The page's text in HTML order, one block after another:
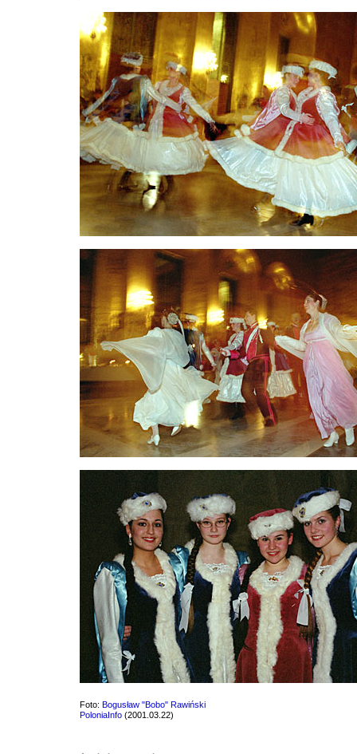
Foto: Bogusław "Bobo" Rawiński
PoloniaInfo (2001.03.22)